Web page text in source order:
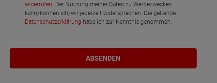
widerrufen. Der Nutzung meiner Daten zu Werbezwecken
kann/können ich/wir jederzeit widersprechen. Die geltende
Datenschutzerklärung habe ich zur Kenntnis genommen.